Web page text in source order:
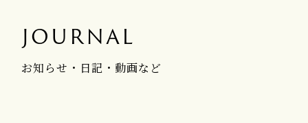
JOURNAL
お知らせ・日記・動画など